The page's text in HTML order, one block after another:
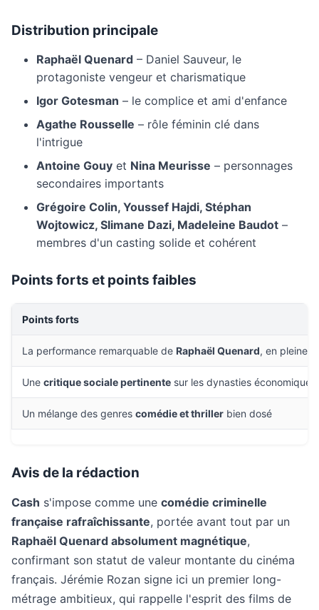
Distribution principale
Raphaël Quenard – Daniel Sauveur, le
protagoniste vengeur et charismatique
Igor Gotesman – le complice et ami d'enfance
Agathe Rousselle – rôle féminin clé dans
l'intrigue
Antoine Gouy et Nina Meurisse – personnages
secondaires importants
Grégoire Colin, Youssef Hajdi, Stéphan
Wojtowicz, Slimane Dazi, Madeleine Baudot –
membres d'un casting solide et cohérent
Points forts et points faibles
Points forts
La performance remarquable de Raphaël Quenard, en pleine
Une critique sociale pertinente sur les dynasties
Un mélange des genres comédie et thriller bien dosé
Avis de la rédaction
Cash s'impose comme une comédie criminelle
française rafraîchissante, portée avant tout par un
Raphaël Quenard absolument magnétique,
confirmant son statut de valeur montante du cinéma
français. Jérémie Rozan signe ici un premier long-
métrage ambitieux, qui rappelle l'esprit des films de